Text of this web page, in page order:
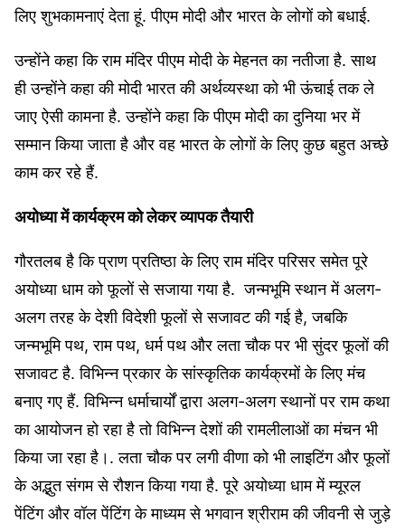
लिए शुभकामनाएं देता हूं. पीएम मोदी और भारत के लोगों को बधाई.
उन्होंने कहा कि राम मंदिर पीएम मोदी के मेहनत का नतीजा है. साथ
ही उन्होंने कहा की मोदी भारत की अर्थव्यस्था को भी ऊंचाई तक ले
जाए ऐसी कामना है. उन्होंने कहा कि पीएम मोदी का दुनिया भर में
सम्मान किया जाता है और वह भारत के लोगों के लिए कुछ बहुत अच्छे
काम कर रहे हैं.
अयोध्या में कार्यक्रम को लेकर व्यापक तैयारी
गौरतलब है कि प्राण प्रतिष्ठा के लिए राम मंदिर परिसर समेत पूरे
अयोध्या धाम को फूलों से सजाया गया है. जन्मभूमि स्थान में अलग-
अलग तरह के देशी विदेशी फूलों से सजावट की गई है, जबकि
जन्मभूमि पथ, राम पथ, धर्म पथ और लता चौक पर भी सुंदर फूलों की
सजावट है. विभिन्न प्रकार के सांस्कृतिक कार्यक्रमों के लिए मंच
बनाए गए हैं. विभिन्न धर्माचार्यों द्वारा अलग-अलग स्थानों पर राम कथा
का आयोजन हो रहा है तो विभिन्न देशों की रामलीलाओं का मंचन भी
किया जा रहा है।. लता चौक पर लगी वीणा को भी लाइटिंग और फूलों
के अद्भुत संगम से रौशन किया गया है. पूरे अयोध्या धाम में म्यूरल
पेंटिंग और वॉल पेंटिंग के माध्यम से भगवान श्रीराम की जीवनी से जुड़े